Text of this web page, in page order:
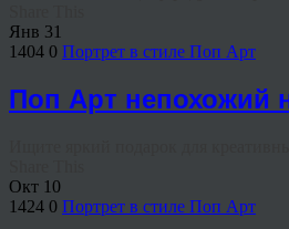
Янв 31
1404 0 Портрет в стиле Поп Арт
Поп Арт непохожий
Окт 10
1424 0 Портрет в стиле Поп Арт